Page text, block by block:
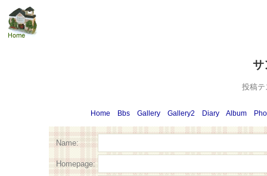
サ
投稿テ
Home Bbs Gallery Gallery2 Diary Album
Name:
Homepage: